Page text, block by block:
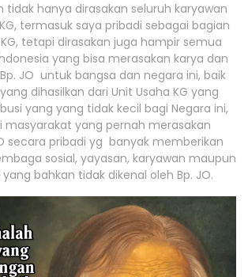
tidak hanya dirasakan seluruh karyawan
termasuk saya pribadi sebagai bagian
tetapi dirasakan juga hampir semua
yang bisa merasakan karya dan
JO untuk bangsa dan negara ini, baik
dihasilkan dari Unit Usaha KG yang
yang yang tidak kecil bagi Negara ini,
masyarakat yang pernah merasakan
secara pribadi yg banyak memberikan
sosial, yayasan, karyawan maupun
bahkan tidak dikenal oleh Bp. JO.